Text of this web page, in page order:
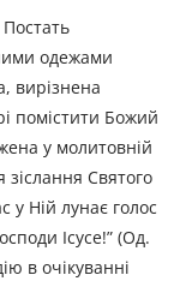
одежами
вирізнена
помістити Божий
у молитовній
Святого
у Ній лунає голос
Ісусе!” (Од.
в очікуванні